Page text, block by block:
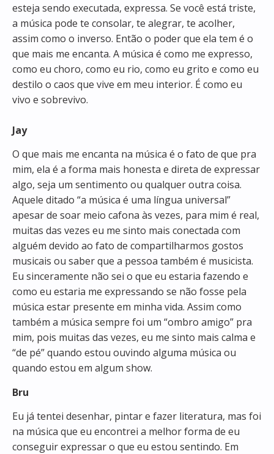
esteja sendo executada, expressa. Se você está triste,
a música pode te consolar, te alegrar, te acolher,
assim como o inverso. Então o poder que ela tem é o
que mais me encanta. A música é como me expresso,
como eu choro, como eu rio, como eu grito e como eu
destilo o caos que vive em meu interior. É como eu
vivo e sobrevivo.
Jay
O que mais me encanta na música é o fato de que pra
mim, ela é a forma mais honesta e direta de expressar
algo, seja um sentimento ou qualquer outra coisa.
Aquele ditado “a música é uma língua universal”
apesar de soar meio cafona às vezes, para mim é real,
muitas das vezes eu me sinto mais conectada com
alguém devido ao fato de compartilharmos gostos
musicais ou saber que a pessoa também é musicista.
Eu sinceramente não sei o que eu estaria fazendo e
como eu estaria me expressando se não fosse pela
música estar presente em minha vida. Assim como
também a música sempre foi um “ombro amigo” pra
mim, pois muitas das vezes, eu me sinto mais calma e
“de pé” quando estou ouvindo alguma música ou
quando estou em algum show.
Bru
Eu já tentei desenhar, pintar e fazer literatura, mas foi
na música que eu encontrei a melhor forma de eu
conseguir expressar o que eu estou sentindo. Em